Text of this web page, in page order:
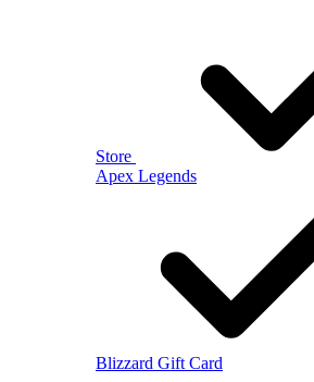
Store
Apex Legends
Blizzard Gift Card